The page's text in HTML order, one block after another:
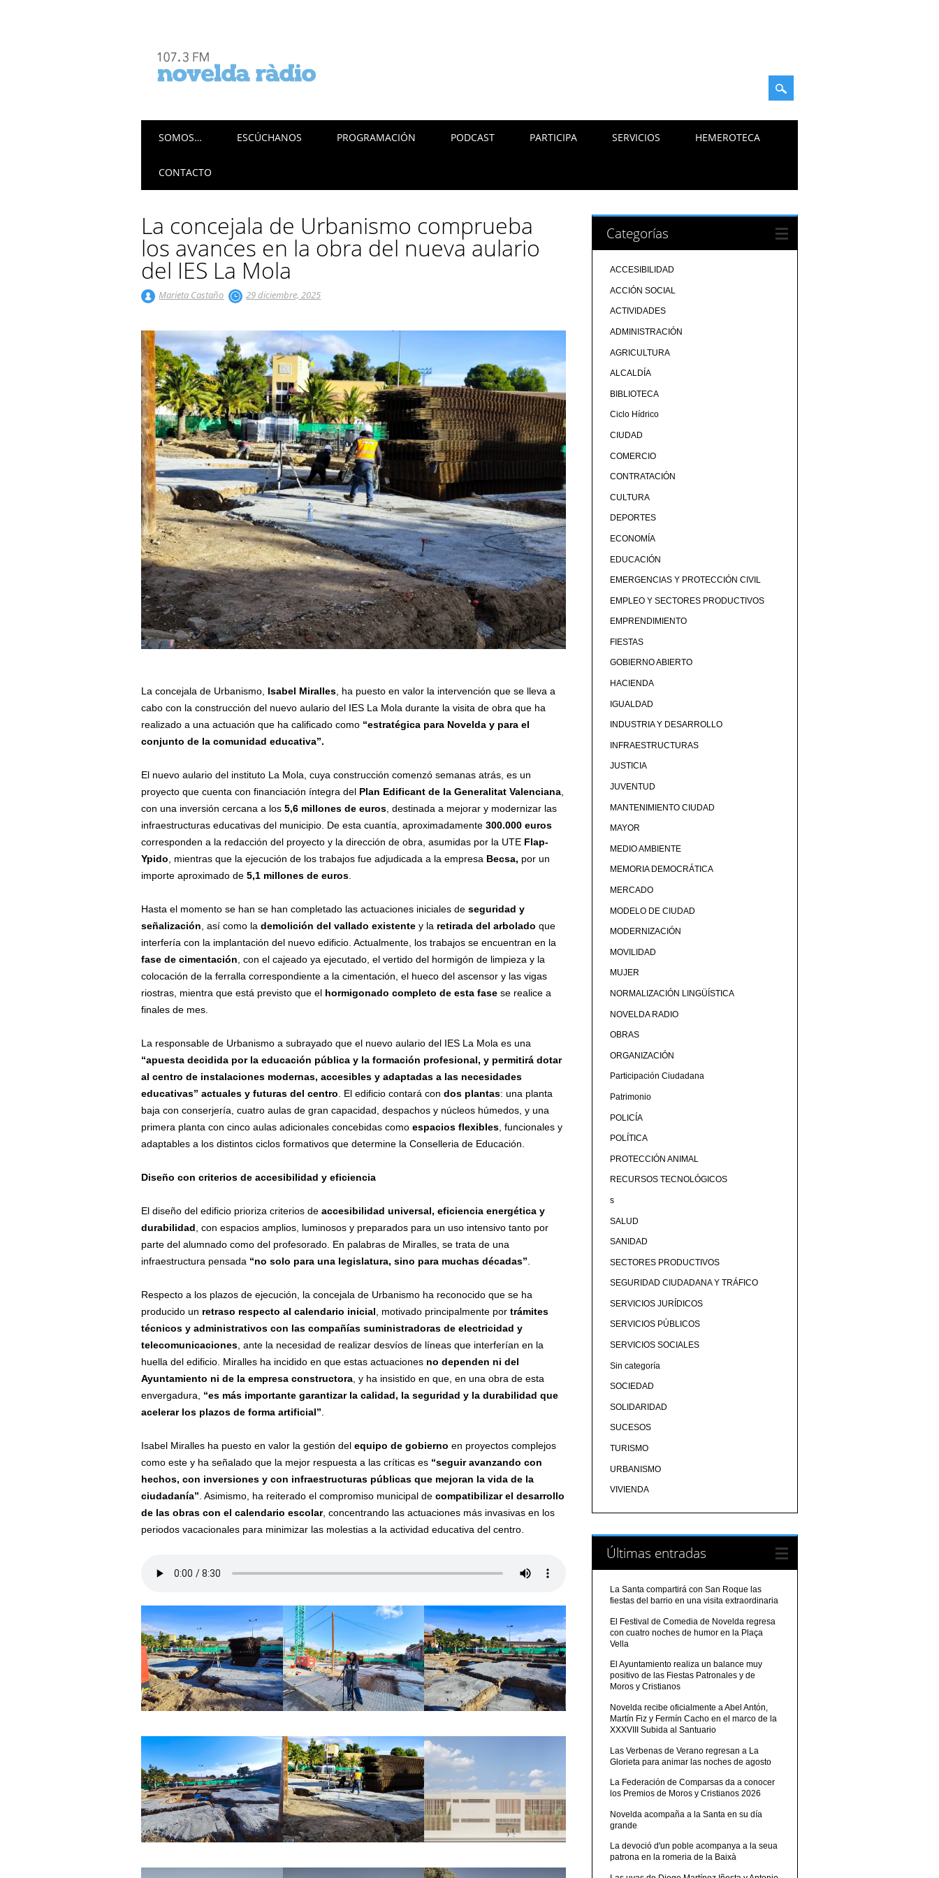
Menú principal
SOMOS… ESCÚCHANOS PROGRAMACIÓN PODCAST PARTICIPA SERVICIOS HEMEROTECA
CONTACTO
La concejala de Urbanismo comprueba
los avances en la obra del nueva aulario
del IES La Mola
Marieta Castaño 29 diciembre, 2025
La concejala de Urbanismo, Isabel Miralles , ha puesto en valor la intervención que se lleva a
cabo con la construcción del nuevo aulario del IES La Mola durante la visita de obra que ha
realizado a una actuación que ha calificado como “estratégica para Novelda y para el
conjunto de la comunidad educativa”.
El nuevo aulario del instituto La Mola, cuya construcción comenzó semanas atrás, es un
proyecto que cuenta con financiación íntegra del Plan Edificant de la Generalitat Valenciana
con una inversión cercana a los5,6 millones de euros , destinada a mejorar y modernizar las
infraestructuras educativas del municipio. De esta cuantía, aproximadamente300.000 euros
corresponden a la redacción del proyecto y la dirección de obra, asumidas por la UTE Flap-
Ypido , mientras que la ejecución de los trabajos fue adjudicada a la empresa Becsa, por un
importe aproximado de5,1 millones de euros
Hasta el momento se han se han completado las actuaciones iniciales deseguridad y
señalización , así como lademolición del vallado existente y la retirada del arbolado que
interfería con la implantación del nuevo edificio. Actualmente, los trabajos se encuentran en la
fase de cimentación , con el cajeado ya ejecutado, el vertido del hormigón de limpieza y la
colocación de la ferralla correspondiente a la cimentación, el hueco del ascensor y las vigas
riostras, mientra que está previsto que el hormigonado completo de esta fase se realice a
finales de mes.
La responsable de Urbanismo a subrayado que el nuevo aulario del IES La Mola es una
“apuesta decidida por la educación pública y la formación profesional, y permitirá dotar
al centro de instalaciones modernas,accesibles y adaptadas a las necesidades
educativas”actuales y futurasdel centro . El edificio contará condos plantas: una planta
baja con conserjería, cuatro aulas de gran capacidad, despachos y núcleos húmedos, y una
primera planta con cinco aulas adicionales concebidas comoespacios flexibles , funcionales y
adaptables a los distintos ciclos formativos que determine la Conselleria de Educación.
Diseño con criterios de accesibilidad y eficiencia
El diseño del edificio prioriza criterios deaccesibilidad universal, eficiencia energética y
durabilidad , con espacios amplios, luminosos y preparados para un uso intensivo tanto por
parte del alumnado como del profesorado. En palabras de Miralles, se trata de una
infraestructura pensada “no solo para una legislatura, sino para muchas décadas”
Respecto a los plazos de ejecución, la concejala de Urbanismo ha reconocido que se ha
producido un retraso respecto al calendario inicial , motivado principalmente portrámites
técnicos y administrativos con las compañías suministradoras de electricidad y
telecomunicaciones , ante la necesidad de realizar desvíos de líneas que interferían en la
huella del edificio. Miralles ha incidido en que estas actuaciones no dependen ni del
Ayuntamiento ni de la empresa constructora , y ha insistido en que, en una obra de esta
envergadura,
“es más importante garantizar la calidad, la seguridad y la durabilidad que
acelerar los plazos de forma artificial”
Isabel Miralles ha puesto en valor la gestión delequipo de gobierno en proyectos complejos
como este y ha señalado que la mejor respuesta a las críticas es “seguir avanzando con
hechos, con inversiones y con infraestructuras públicas que mejoran la vida de la
ciudadanía” . Asimismo, ha reiterado el compromiso municipal decompatibilizar el desarrollo
de las obras con el calendario escolar, concentrando las actuaciones más invasivas en los
periodos vacacionales para minimizar las molestias a la actividad educativa del centro.
Categorías
ACCESIBILIDAD
ACCIÓN SOCIAL
ACTIVIDADES
ADMINISTRACIÓN
AGRICULTURA
ALCALDÍA
BIBLIOTECA
Ciclo Hídrico
CIUDAD
COMERCIO
CONTRATACIÓN
CULTURA
DEPORTES
ECONOMÍA
EDUCACIÓN
EMERGENCIAS Y PROTECCIÓN CIVIL
EMPLEO Y SECTORES PRODUCTIVOS
EMPRENDIMIENTO
FIESTAS
GOBIERNO ABIERTO
HACIENDA
IGUALDAD
INDUSTRIA Y DESARROLLO
INFRAESTRUCTURAS
JUSTICIA
JUVENTUD
MANTENIMIENTO CIUDAD
MAYOR
MEDIO AMBIENTE
MEMORIA DEMOCRÁTICA
MERCADO
MODELO DE CIUDAD
MODERNIZACIÓN
MOVILIDAD
MUJER
NORMALIZACIÓN LINGÜÍSTICA
NOVELDA RADIO
OBRAS
ORGANIZACIÓN
Participación Ciudadana
Patrimonio
POLICÍA
POLÍTICA
PROTECCIÓN ANIMAL
RECURSOS TECNOLÓGICOS
s
SALUD
SANIDAD
SECTORES PRODUCTIVOS
SEGURIDAD CIUDADANA Y TRÁFICO
SERVICIOS JURÍDICOS
SERVICIOS PÚBLICOS
SERVICIOS SOCIALES
Sin categoría
SOCIEDAD
SOLIDARIDAD
SUCESOS
TURISMO
URBANISMO
VIVIENDA
Últimas entradas
La Santa compartirá con San Roque las
fiestas del barrio en una visita extraordinaria
El Festival de Comedia de Novelda regresa
con cuatro noches de humor en la Plaça
Vella
El Ayuntamiento realiza un balance muy
positivo de las Fiestas Patronales y de
Moros y Cristianos
Novelda recibe oficialmente a Abel Antón,
Martín Fiz y Fermín Cacho en el marco de la
XXXVIII Subida al Santuario
Las Verbenas de Verano regresan a La
Glorieta para animar las noches de agosto
La Federación de Comparsas da a conocer
los Premios de Moros y Cristianos 2026
Novelda acompaña a la Santa en su día
grande
La devoció d'un poble acompanya a la seua
patrona en la romeria de la Baixà